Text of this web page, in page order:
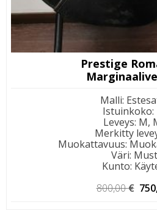
Prestige
Malli:
Istuinkoko:
Leveys: M,
Merkitty
Muokattavuus:
Väri:
Kunto:
800,00€